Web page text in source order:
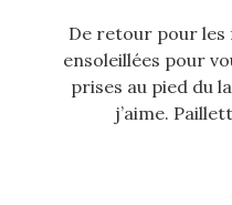
De retour pour les
ensoleillées pour
prises au pied du
j’aime.